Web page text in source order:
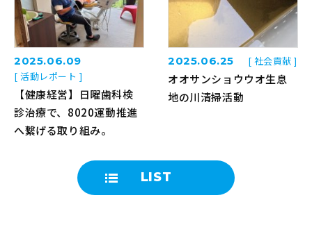
2025.06.09
[ 活動レポート ]
【健康経営】日曜歯科検
診治療で、8020運動推進
へ繋げる取り組み。
LIST
2025.06.25 [ 社会貢献 ]
オオサンショウウオ生息
地の川清掃活動